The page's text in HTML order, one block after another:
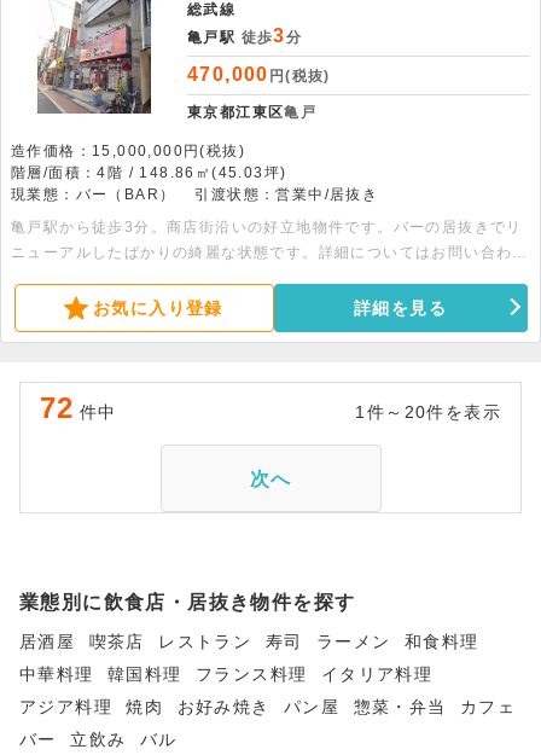
総武線
亀戸駅 徒歩3分
470,000 円(税抜)
東京都江東区亀戸
造作価格：15,000,000円(税抜)
階層/面積：4階 / 148.86㎡(45.03坪)
現業態：バー（BAR）
引渡状態：営業中/居抜き
亀戸駅から徒歩3分。商店街沿いの好立地物件です。バーの居抜きでリ
ニューアルしたばかりの綺麗な状態です。詳細についてはお問い合わせ
お気に入り登録 詳細を見る
72 件中 1件～20件を表示
次へ
業態別に飲食店・居抜き物件を探す
居酒屋 喫茶店 レストラン 寿司 ラーメン
和食料理
中華料理
韓国料理 フランス料理
イタリア料理
アジア料理
焼肉 お好み焼き パン屋 惣菜・弁当
カフェ
バー
立飲み バル